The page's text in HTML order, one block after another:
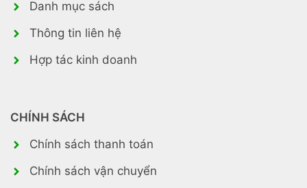
Danh mục sách
Thông tin liên hệ
Hợp tác kinh doanh
CHÍNH SÁCH
Chính sách thanh toán
Chính sách vận chuyển